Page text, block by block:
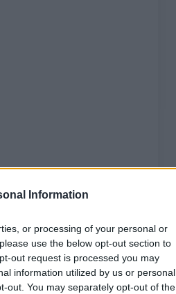
Information
or processing of your personal or
use the below opt-out section to
out request is processed you may
information utilized by us or personal
out. You may separately opt-out of the
των οποίων
υφεσιακής
διεθνώς
τον